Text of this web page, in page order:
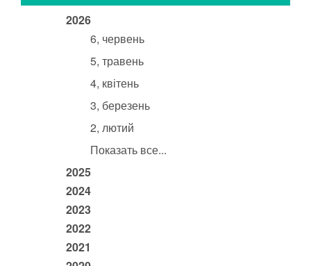
2026
6, червень
5, травень
4, квітень
3, березень
2, лютий
Показать все...
2025
2024
2023
2022
2021